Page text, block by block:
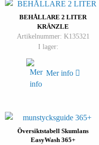
BEHÅLLARE 2 LITER
KRÄNZLE
Artikelnummer: K135321
I lager:
Mer info
Översiktstabell Skumlans
EasyWash 365+